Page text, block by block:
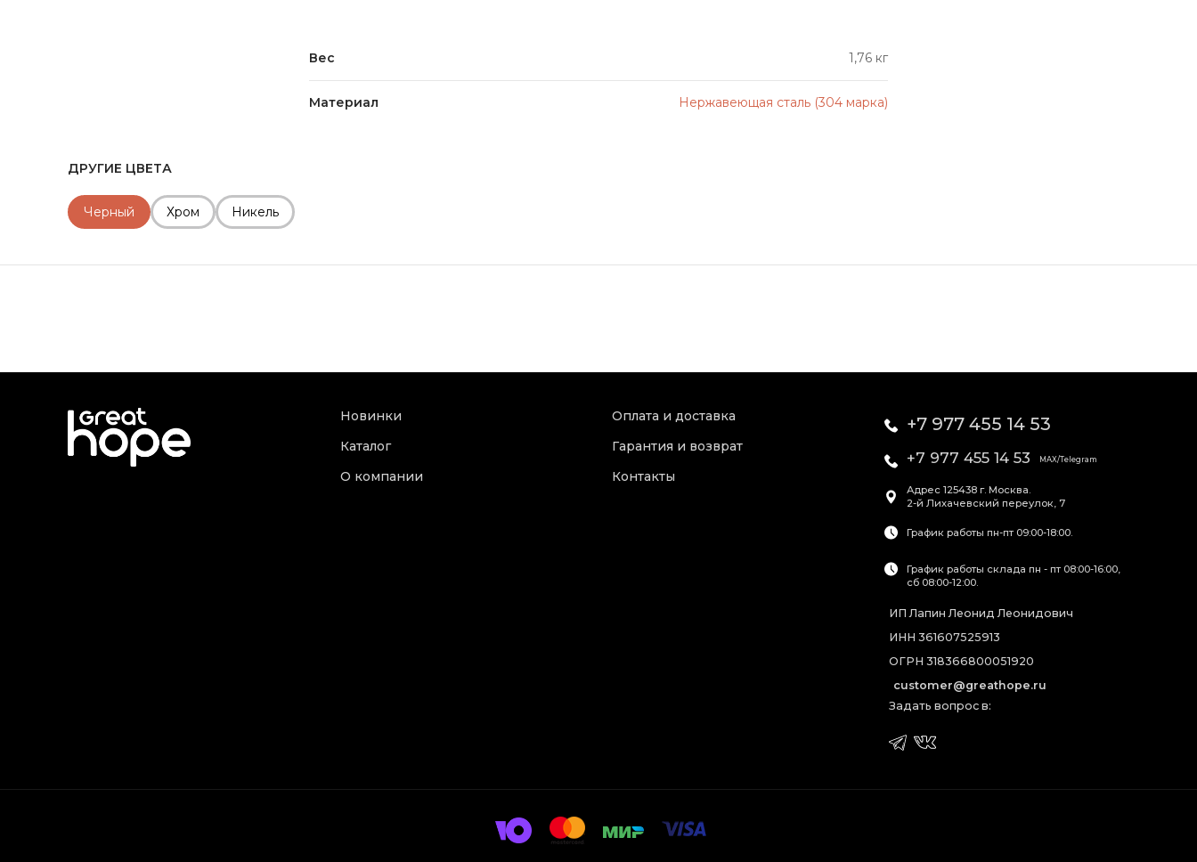
Вес 1,76 кг
Материал Нержавеющая сталь (304 марка)
ДРУГИЕ ЦВЕТА
Черный Хром Никель
Новинки
Каталог
О компании
Оплата и доставка
Гарантия и возврат
Контакты
+7 977 455 14 53
+7 977 455 14 53 MAX/Telegram
Адрес 125438 г. Москва.
2-й Лихачевский переулок, 7
График работы пн-пт 09:00-18:00.
График работы склада пн - пт 08:00-16:00,
сб 08:00-12:00.
ИП Лапин Леонид Леонидович
ИНН 361607525913
ОГРН 318366800051920
customer@greathope.ru
Задать вопрос в: